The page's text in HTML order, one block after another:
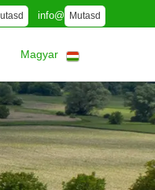
info@ Mutasd
Magyar